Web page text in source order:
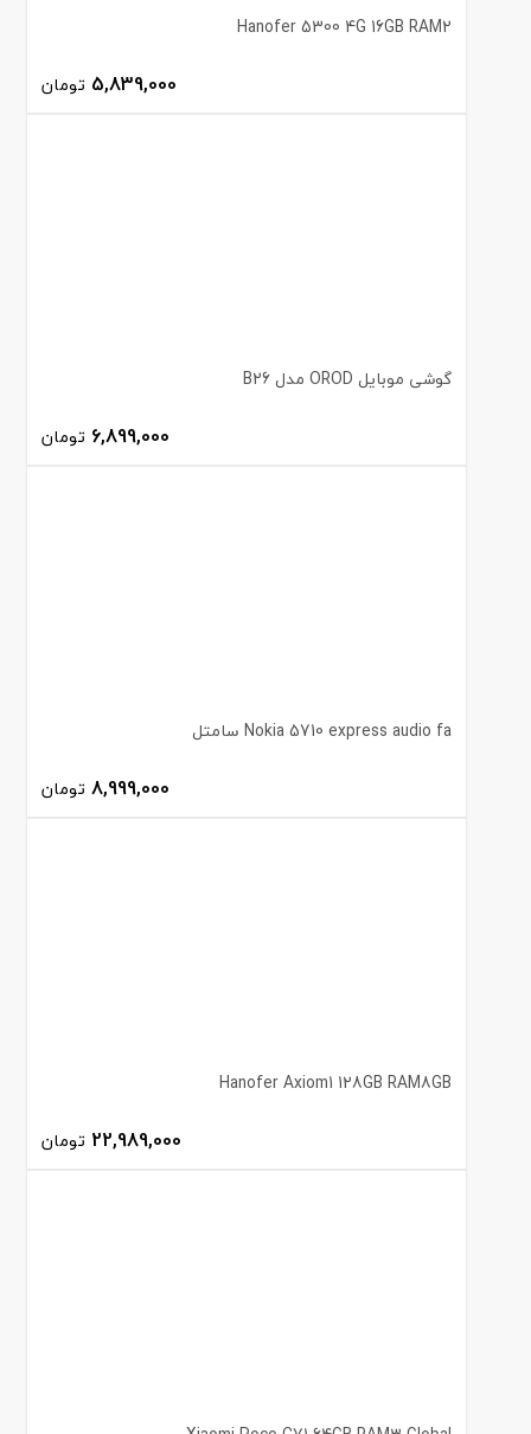
Hanofer 5300 4G 16GB RAM2
5,839,000 تومان
گوشی موبایل OROD مدل B26
6,899,000 تومان
Nokia 5710 express audio fa سامتل
8,999,000 تومان
Hanofer Axiom1 128GB RAM8GB
22,989,000 تومان